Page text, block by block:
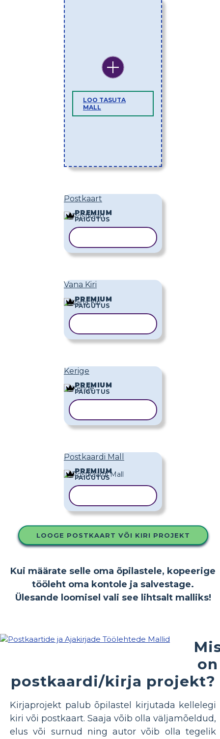
LOO TASUTA
MALL
Postkaart
PREMIUM
PAIGUTUS
Vana Kiri
PREMIUM
PAIGUTUS
Kerige
PREMIUM
PAIGUTUS
Postkaardi Mall
PREMIUM
PAIGUTUS
LOOGE POSTKAART VÕI KIRI PROJEKT
Kui määrate selle oma õpilastele, kopeerige
tööleht oma kontole ja salvestage.
Ülesande loomisel vali see lihtsalt malliks!
on
postkaardi/kirja projekt?
Kirjaprojekt palub õpilastel kirjutada kellelegi
kiri või postkaart. Saaja võib olla väljamõeldud,
elus või surnud ning autor võib olla tegelik